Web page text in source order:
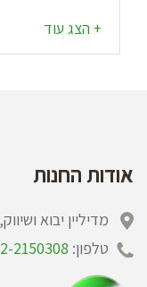
מגוון רחב של
אודות החנות
מדיליין יבוא
טלפון: 2150308